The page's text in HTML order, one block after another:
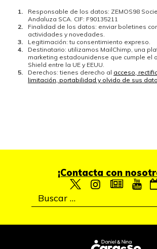
Responsable de los datos: ZEMOS98
Andaluza SCA. CIF: F90135211
Finalidad de los datos: enviar boletines
actividades y novedades.
Legitimación: tu consentimiento expreso.
Destinatario: utilizamos MailChimp, una
marketing estadounidense que cumple el
Shield entre la UE y EEUU.
Derechos: tienes derecho al acceso,
limitación, portabilidad y olvido de sus
¡Contacta con